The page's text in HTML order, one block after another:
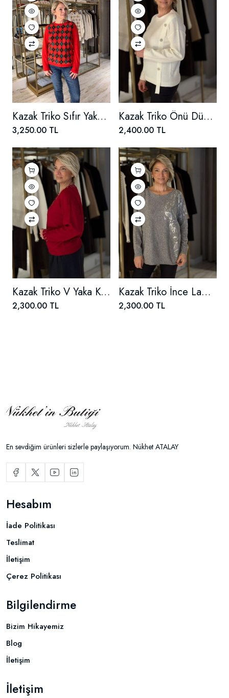
Kazak Triko Sıfır Yaka Baklava Desenli
3,250.00 TL
Kazak Triko Önü Düğme Detaylı
2,400.00 TL
Kazak Triko V Yaka Kol Ve Yaka Zincirli
2,300.00 TL
Kazak Triko İnce Lame Baskılı
2,300.00 TL
En sevdiğim ürünleri sizlerle paylaşıyorum. Nükhet ATALAY
Hesabım
İade Politikası
Teslimat
İletişim
Çerez Politikası
Bilgilendirme
Bizim Hikayemiz
Blog
İletişim
İletişim